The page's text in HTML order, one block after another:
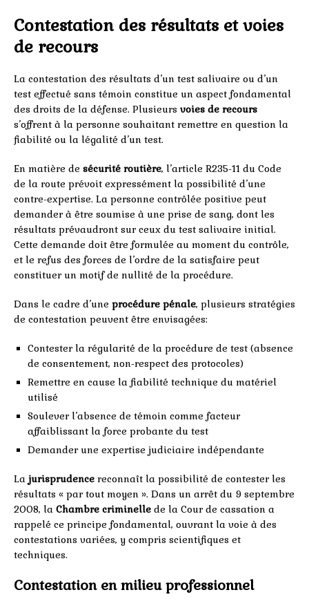
Contestation des résultats et voies
de recours
La contestation des résultats d’un test salivaire ou d’un
test effectué sans témoin constitue un aspect fondamental
des droits de la défense. Plusieurs voies de recours
s’offrent à la personne souhaitant remettre en question la
fiabilité ou la légalité d’un test.
En matière de sécurité routière, l’article R235-11 du Code
de la route prévoit expressément la possibilité d’une
contre-expertise. La personne contrôlée positive peut
demander à être soumise à une prise de sang, dont les
résultats prévaudront sur ceux du test salivaire initial.
Cette demande doit être formulée au moment du contrôle,
et le refus des forces de l’ordre de la satisfaire peut
constituer un motif de nullité de la procédure.
Dans le cadre d’une procédure pénale, plusieurs stratégies
de contestation peuvent être envisagées:
Contester la régularité de la procédure de test (absence
de consentement, non-respect des protocoles)
Remettre en cause la fiabilité technique du matériel
utilisé
Soulever l’absence de témoin comme facteur
affaiblissant la force probante du test
Demander une expertise judiciaire indépendante
La jurisprudence reconnaît la possibilité de contester les
résultats « par tout moyen ». Dans un arrêt du 9 septembre
2008, la Chambre criminelle de la Cour de cassation a
rappelé ce principe fondamental, ouvrant la voie à des
contestations variées, y compris scientifiques et
techniques.
Contestation en milieu professionnel